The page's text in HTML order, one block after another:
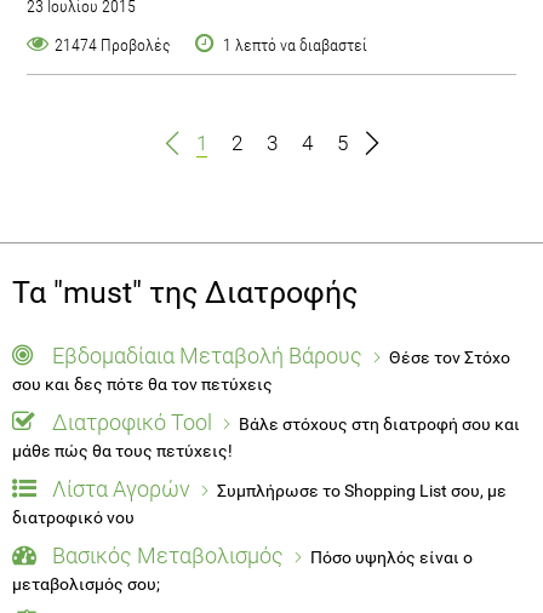
23 Ιουλίου 2015
21474 Προβολές
1 λεπτό να διαβαστεί
1 2 3 4 5
Τα "must" της Διατροφής
Εβδομαδίαια Μεταβολή Βάρους
Θέσε τον Στόχο
σου και δες πότε θα τον πετύχεις
Διατροφικό Tool
Βάλε στόχους στη διατροφή σου και
μάθε πώς θα τους πετύχεις!
Λίστα Αγορών
Συμπλήρωσε το Shopping List σου, με
διατροφικό νου
Βασικός Μεταβολισμός
Πόσο υψηλός είναι ο
μεταβολισμός σου;